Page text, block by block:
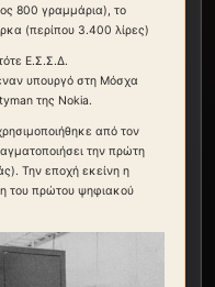
800 γραμμάρια), το
(περίπου 3.400 λίρες)
Ε.Σ.Σ.Δ.
υπουργό στη Μόσχα
της Nokia.
από τον
την πρώτη
Την εποχή εκείνη η
του πρώτου ψηφιακού